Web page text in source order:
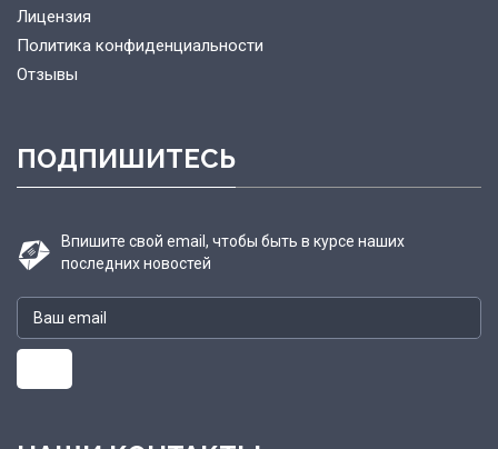
Лицензия
Политика конфиденциальности
Отзывы
ПОДПИШИТЕСЬ
Впишите свой email, чтобы быть в курсе наших
последних новостей